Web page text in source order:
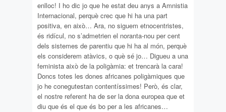
enlloc! I ho dic jo que he estat deu anys a Amnistia
Internacional, perquè crec que hi ha una part
positiva, en això… Ara, no siguem etnocentristes,
és ridícul, no s’admetrien el noranta-nou per cent
dels sistemes de parentiu que hi ha al món, perquè
els considerem atàvics, o què sé jo… Digueu a una
feminista això de la poligàmia: et trencarà la cara!
Doncs totes les dones africanes poligàmiques que
jo he conegutestan contentíssimes! Però, és clar,
el nostre referent ha de ser la dona europea que et
diu que és el que és bo per a les africanes…